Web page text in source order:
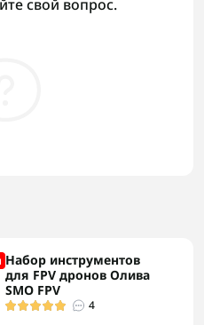
свой вопрос.
Набор инструментов
для FPV дронов Олива
SMO FPV
4